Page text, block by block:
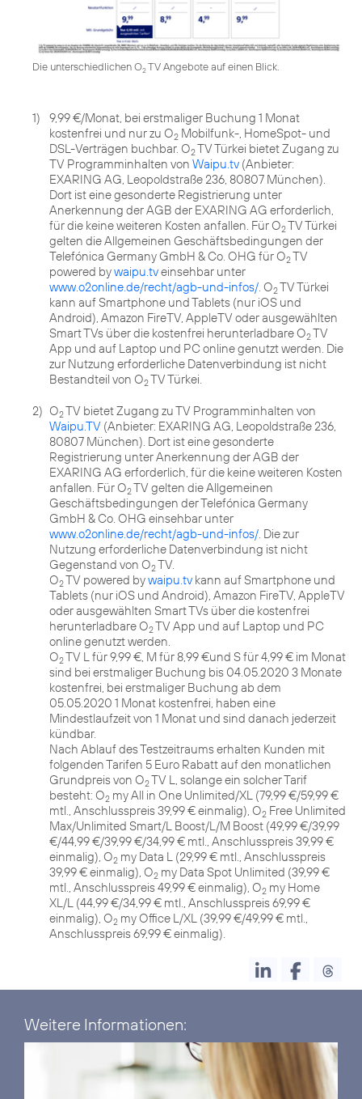
Die unterschiedlichen O2TV Angebote auf einen Blick.
1)
9,99 €/Monat, bei erstmaliger Buchung 1 Monat
kostenfrei und nur zu O2 Mobilfunk-, HomeSpot- und
DSL-Verträgen buchbar. O2TV Türkei bietet Zugang zu
TV Programminhalten von Waipu.tv (Anbieter:
EXARING AG, Leopoldstraße 236, 80807 München).
Dort ist eine gesonderte Registrierung unter
Anerkennung der AGB der EXARING AG erforderlich,
für die keine weiteren Kosten anfallen. Für O2TV Türkei
gelten die Allgemeinen Geschäftsbedingungen der
Telefónica Germany GmbH & Co. OHG für O2TV
powered bywaipu.tveinsehbar unter
www.o2online.de/recht/agb-und-infos/. O2TV Türkei
kann auf Smartphone und Tablets (nur iOS und
Android), Amazon FireTV, AppleTV oder ausgewählten
Smart TVs über die kostenfrei herunterladbare O2TV
App und auf Laptop und PC online genutzt werden. Die
zur Nutzung erforderliche Datenverbindung ist nicht
Bestandteil von O2TV Türkei.
2) O2TV bietet Zugang zu TV Programminhalten von
Waipu.TV (Anbieter: EXARING AG, Leopoldstraße 236,
80807 München). Dort ist eine gesonderte
Registrierung unter Anerkennung der AGB der
EXARING AG erforderlich, für die keine weiteren Kosten
anfallen. Für O2TV gelten die Allgemeinen
Geschäftsbedingungen der Telefónica Germany
GmbH & Co. OHG einsehbar unter
www.o2online.de/recht/agb-und-infos/. Die zur
Nutzung erforderliche Datenverbindung ist nicht
Gegenstand von O2TV.
O2TV powered bywaipu.tv kann auf Smartphone und
Tablets (nur iOS und Android), Amazon FireTV, AppleTV
oder ausgewählten Smart TVs über die kostenfrei
herunterladbare O2TV App und auf Laptop und PC
online genutzt werden.
O2TV L für 9,99 €, M für 8,99 €und S für 4,99 € im Monat
sind bei erstmaliger Buchung bis 04.05.2020 3 Monate
kostenfrei, bei erstmaliger Buchung ab dem
05.05.2020 1 Monat kostenfrei, haben eine
Mindestlaufzeit von 1 Monat und sind danach jederzeit
kündbar.
Nach Ablauf des Testzeitraums erhalten Kunden mit
folgenden Tarifen 5 Euro Rabatt auf den monatlichen
Grundpreis von O2TV L, solange ein solcher Tarif
besteht: O2 my All in One Unlimited/XL (79,99 €/59,99 €
mtl., Anschlusspreis 39,99 € einmalig), O2 Free Unlimited
Max/Unlimited Smart/L Boost/L/M Boost (49,99 €/39,99
€/44,99 €/39,99 €/34,99 € mtl., Anschlusspreis 39,99 €
einmalig), O2 my Data L (29,99 € mtl., Anschlusspreis
39,99 € einmalig), O2 my Data Spot Unlimited (39,99 €
mtl., Anschlusspreis 49,99 € einmalig), O2 my Home
XL/L (44,99 €/34,99 € mtl., Anschlusspreis 69,99 €
einmalig), O2 my Office L/XL (39,99 €/49,99 € mtl.,
Anschlusspreis 69,99 € einmalig).
Weitere Informationen: